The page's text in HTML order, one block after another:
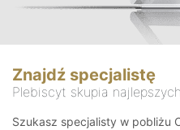
Znajdź specjalistę
Plebiscyt skupia
Szukasz specjalisty w pobliżu